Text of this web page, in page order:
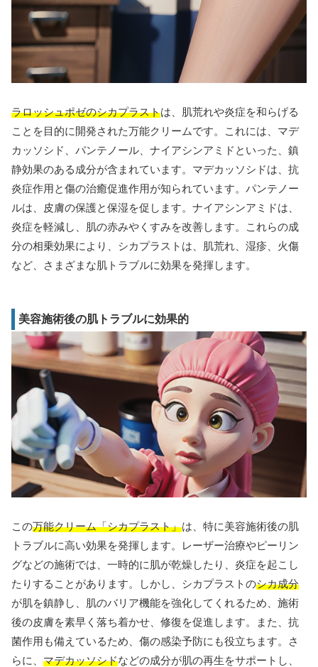
ラロッシュポゼのシカプラストは、肌荒れや炎症を和らげる
ことを目的に開発された万能クリームです。これには、マデ
カッソシド、パンテノール、ナイアシンアミドといった、鎮
静効果のある成分が含まれています。マデカッソシドは、抗
炎症作用と傷の治癒促進作用が知られています。パンテノー
ルは、皮膚の保護と保湿を促します。ナイアシンアミドは、
炎症を軽減し、肌の赤みやくすみを改善します。これらの成
分の相乗効果により、シカプラストは、肌荒れ、湿疹、火傷
など、さまざまな肌トラブルに効果を発揮します。
美容施術後の肌トラブルに効果的
この万能クリーム「シカプラスト」は、特に美容施術後の肌
トラブルに高い効果を発揮します。レーザー治療やピーリン
グなどの施術では、一時的に肌が乾燥したり、炎症を起こし
たりすることがあります。しかし、シカプラストのシカ成分
が肌を鎮静し、肌のバリア機能を強化してくれるため、施術
後の皮膚を素早く落ち着かせ、修復を促進します。また、抗
菌作用も備えているため、傷の感染予防にも役立ちます。さ
らに、 マデカッソシドなどの成分が肌の再生をサポートし、